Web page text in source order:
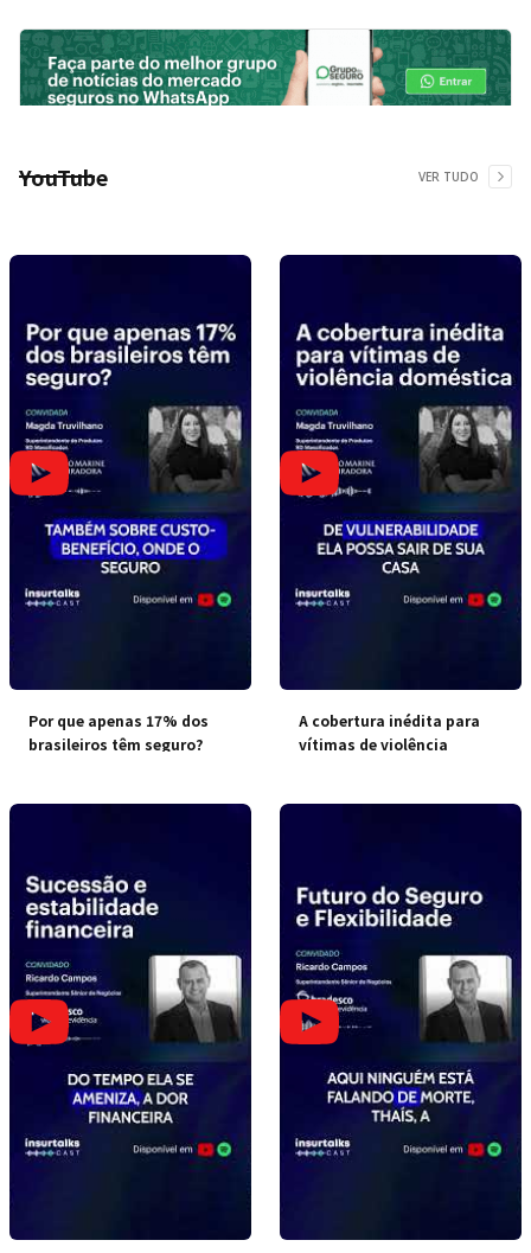
YouTube VER TUDO
Por que apenas 17% dos
brasileiros têm seguro?
A cobertura inédita para
vítimas de violência